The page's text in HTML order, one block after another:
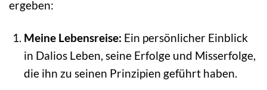
ergeben:
Meine Lebensreise: Ein persönlicher Einblick
in Dalios Leben, seine Erfolge und Misserfolge,
die ihn zu seinen Prinzipien geführt haben.